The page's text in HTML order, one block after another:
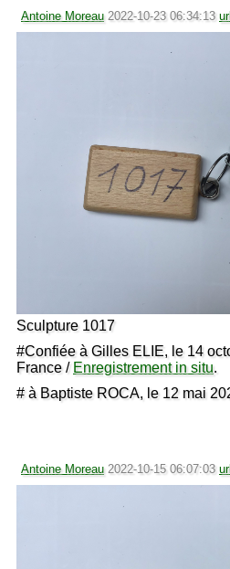
Antoine Moreau 2022-10-23 06:34:13 url
Sculpture 1017
#Confiée à Gilles ELIE, le 14
France / Enregistrement in situ.
# à Baptiste ROCA, le 12 mai
Antoine Moreau 2022-10-15 06:07:03 url